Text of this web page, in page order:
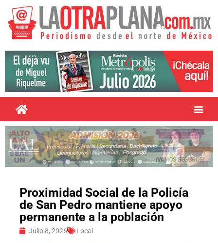
Proximidad Social de la Policía
de San Pedro mantiene apoyo
permanente a la población
Julio 8, 2026 Local